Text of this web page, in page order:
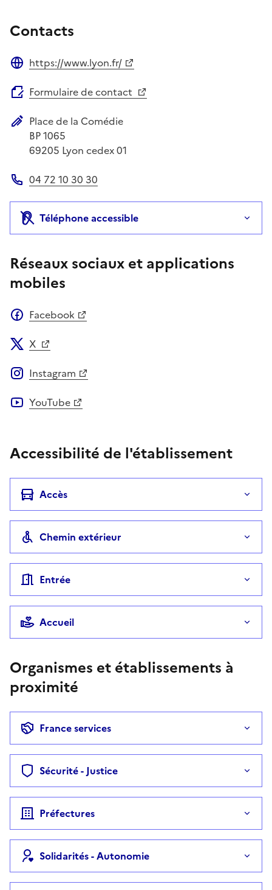
Contacts
https://www.lyon.fr/
Formulaire de contact
Adresse postale
Place de la Comédie
BP 1065
69205 Lyon cedex 01
04 72 10 30 30
Téléphone accessible
Réseaux sociaux et applications
mobiles
Facebook
X
Instagram
YouTube
Accessibilité de l'établissement
Accès
Chemin extérieur
Entrée
Accueil
Organismes et établissements à
proximité
France services
Sécurité - Justice
Préfectures
Solidarités - Autonomie